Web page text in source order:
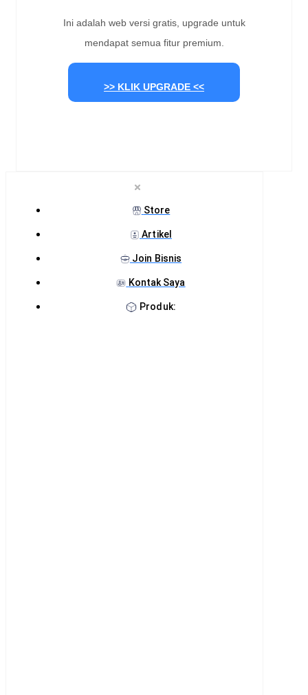
Ini adalah web versi gratis, upgrade untuk
mendapat semua fitur premium.
>> KLIK UPGRADE <<
Store
Artikel
Join Bisnis
Kontak Saya
Produk: